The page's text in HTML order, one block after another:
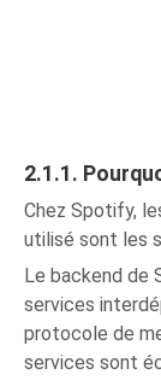
2.1.1.
Chez Spotify,
utilisé sont les
Le backend de
services
protocole de
services sont